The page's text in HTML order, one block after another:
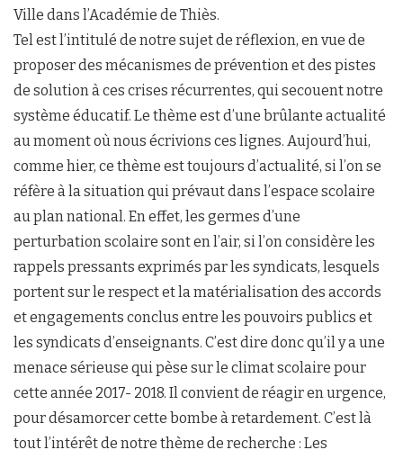
Ville dans l’Académie de Thiès.
Tel est l’intitulé de notre sujet de réflexion, en vue de
proposer des mécanismes de prévention et des pistes
de solution à ces crises récurrentes, qui secouent notre
système éducatif. Le thème est d’une brûlante actualité
au moment où nous écrivions ces lignes. Aujourd’hui,
comme hier, ce thème est toujours d’actualité, si l’on se
réfère à la situation qui prévaut dans l’espace scolaire
au plan national. En effet, les germes d’une
perturbation scolaire sont en l’air, si l’on considère les
rappels pressants exprimés par les syndicats, lesquels
portent sur le respect et la matérialisation des accords
et engagements conclus entre les pouvoirs publics et
les syndicats d’enseignants. C’est dire donc qu’il y a une
menace sérieuse qui pèse sur le climat scolaire pour
cette année 2017- 2018. Il convient de réagir en urgence,
pour désamorcer cette bombe à retardement. C’est là
tout l’intérêt de notre thème de recherche : Les